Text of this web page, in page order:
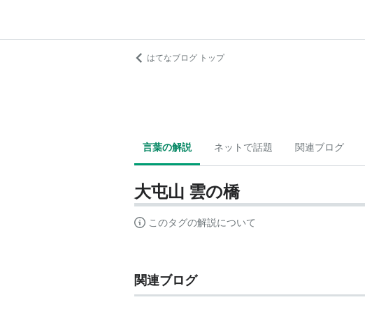
はてなブログ トップ
言葉の解説 ネットで話題 関連ブログ
大屯山 雲の橋
このタグの解説について
関連ブログ